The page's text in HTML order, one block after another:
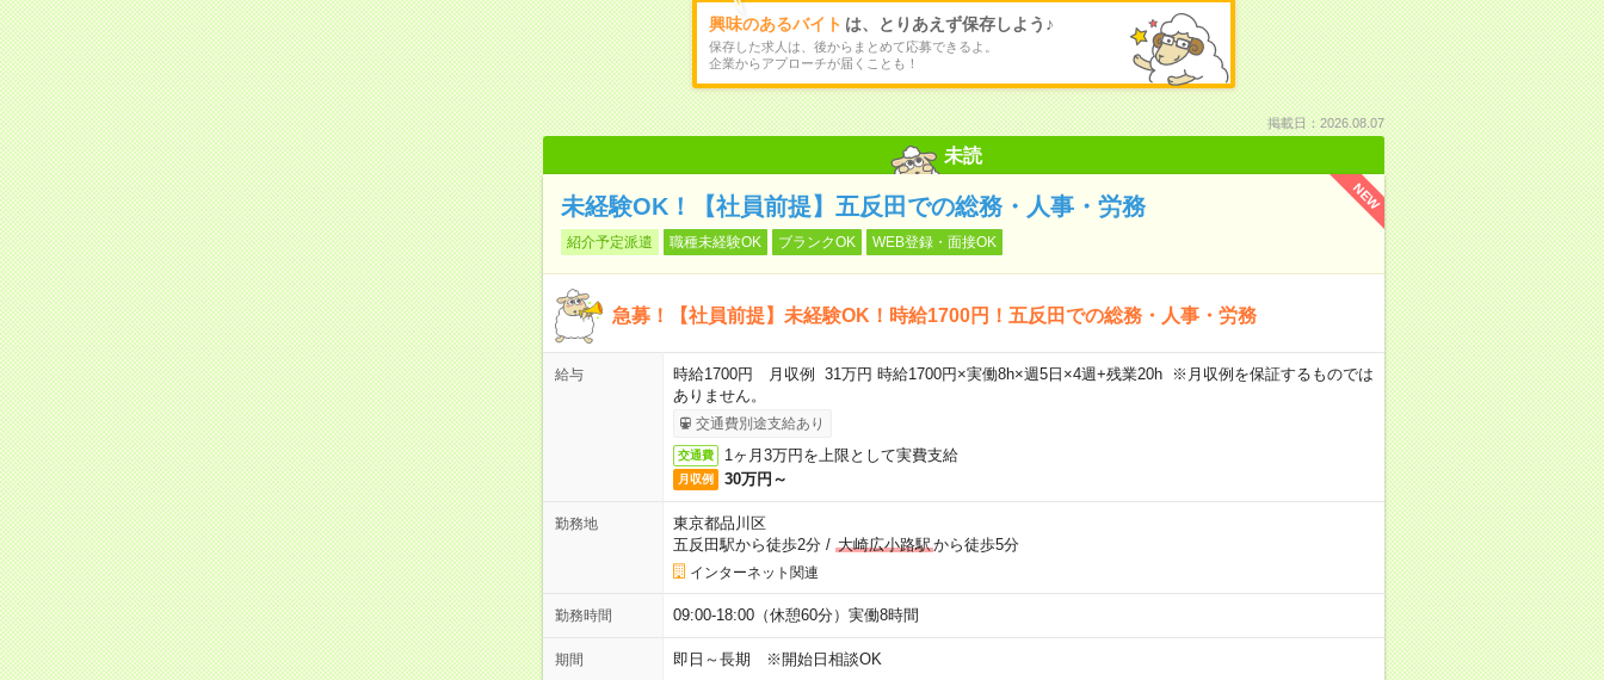
興味のあるバイト は、とりあえず保存しよう♪
保存した求人は、後からまとめて応募できるよ。
企業からアプローチが届くことも！
掲載日：2026.08.07
未読
NEW
未経験OK！【社員前提】五反田での総務・人事・労務
紹介予定派遣 職種未経験OK ブランクOK WEB登録・面接OK
急募！【社員前提】未経験OK！時給1700円！五反田での総務・人事・労務
給与
時給1700円 月収例 31万円 時給1700円×実働8h×週5日×4週+残業20h ※月収例を保証するものでは
ありません。
交通費別途支給あり
交通費 1ヶ月3万円を上限として実費支給
月収例 30万円～
勤務地
東京都品川区
五反田駅から徒歩2分/ 大崎広小路駅から徒歩5分
インターネット関連
勤務時間 09:00-18:00（休憩60分）実働8時間
期間 即日～長期 ※開始日相談OK